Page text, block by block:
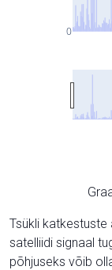
0
Tsükli katkestuste
satelliidi signaal
põhjuseks võib